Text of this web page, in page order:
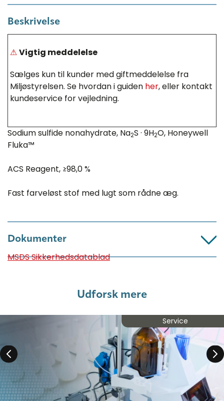
Beskrivelse
⚠Vigtig meddelelse
Sælges kun til kunder med giftmeddelelse fra
Miljøstyrelsen. Se hvordan i guiden her, eller kontakt
kundeservice for vejledning.
Sodium sulfide nonahydrate, Na2S · 9H2O, Honeywell
Fluka™
ACS Reagent, ≥98,0 %
Fast farveløst stof med lugt som rådne æg.
Dokumenter
MSDS Sikkerhedsdatablad
Udforsk mere
Service